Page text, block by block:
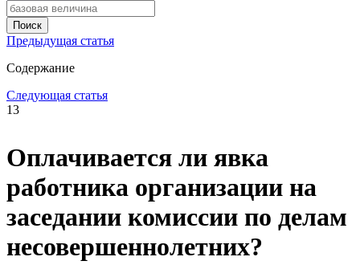
Предыдущая статья
Содержание
Следующая статья
13
Оплачивается ли явка
работника организации на
заседании комиссии по делам
несовершеннолетних?